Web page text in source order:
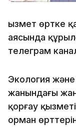
Қызмет өртке
аясында
телеграм
Экология және
жанындағы
қорғау
орман